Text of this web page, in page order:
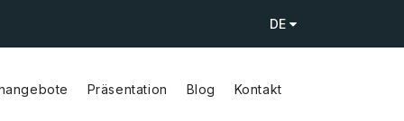
DE
Präsentation Blog Kontakt